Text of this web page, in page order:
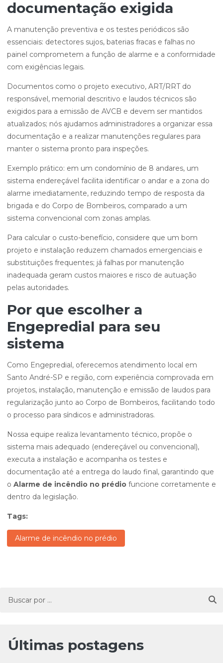
documentação exigida
A manutenção preventiva e os testes periódicos são
essenciais: detectores sujos, baterias fracas e falhas no
painel comprometem a função de alarme e a conformidade
com exigências legais.
Documentos como o projeto executivo, ART/RRT do
responsável, memorial descritivo e laudos técnicos são
exigidos para a emissão de AVCB e devem ser mantidos
atualizados; nós ajudamos administradores a organizar essa
documentação e a realizar manutenções regulares para
manter o sistema pronto para inspeções.
Exemplo prático: em um condomínio de 8 andares, um
sistema endereçável facilita identificar o andar e a zona do
alarme imediatamente, reduzindo tempo de resposta da
brigada e do Corpo de Bombeiros, comparado a um
sistema convencional com zonas amplas.
Para calcular o custo-benefício, considere que um bom
projeto e instalação reduzem chamados emergenciais e
substituições frequentes; já falhas por manutenção
inadequada geram custos maiores e risco de autuação
pelas autoridades.
Por que escolher a
Engepredial para seu
sistema
Como Engepredial, oferecemos atendimento local em
Santo André-SP e região, com experiência comprovada em
projetos, instalação, manutenção e emissão de laudos para
regularização junto ao Corpo de Bombeiros, facilitando todo
o processo para síndicos e administradoras.
Nossa equipe realiza levantamento técnico, propõe o
sistema mais adequado (endereçável ou convencional),
executa a instalação e acompanha os testes e
documentação até a entrega do laudo final, garantindo que
o Alarme de incêndio no prédio funcione corretamente e
dentro da legislação.
Tags:
Alarme de incêndio no prédio
Últimas postagens